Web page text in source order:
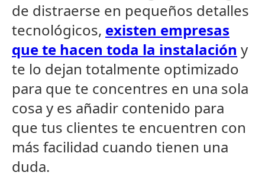
de distraerse en pequeños detalles
tecnológicos, existen empresas
que te hacen toda la instalación y
te lo dejan totalmente optimizado
para que te concentres en una sola
cosa y es añadir contenido para
que tus clientes te encuentren con
más facilidad cuando tienen una
duda.